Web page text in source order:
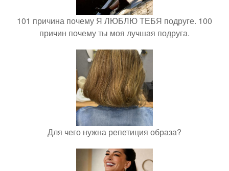
101 причина почему Я ЛЮБЛЮ ТЕБЯ подруге. 100
причин почему ты моя лучшая подруга.
Для чего нужна репетиция образа?